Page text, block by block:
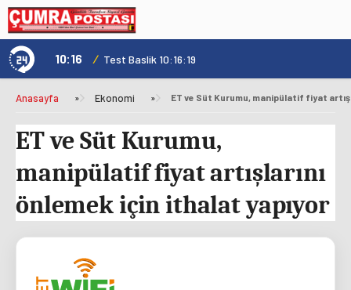
10:16 / Test Baslik 10:16:19
Anasayfa » Ekonomi »
ET ve Süt Kurumu,
manipülatif fiyat artışlarını
önlemek için ithalat yapıyor